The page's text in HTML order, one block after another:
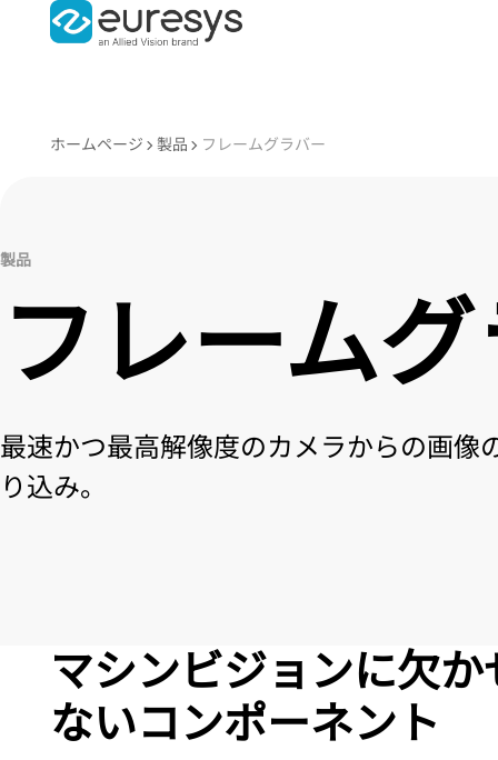
ホームページ 製品 フレームグラバー
製品
フレーム
最速かつ最高解像度のカメラからの画像
り込み。
マシンビジョンに欠か
ないコンポーネント